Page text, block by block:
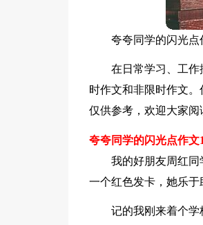
夸夸同学的闪光点
在日常学习、工
时作文和非限时作文
仅供参考，欢迎大家阅
夸夸同学的闪光点作文1
我的好朋友周红
一个红色发卡，她乐于
记的我刚来着个